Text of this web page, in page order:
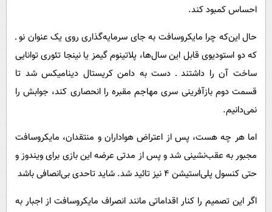
احساس کمبود کند.
حال این‌که چرا مایکروسافت به جای سرمایه‌گذاری روی یک عنوان نو ـ
که دو استودیوی قابل این سال‌ها، پلاتینوم گیمز یا نینجا تئوری توانایی
ساخت آن را داشتند ـ دست به دامن کریستال دینامیکس شد تا
قسمت دوم بازآفرینی سری مهاجم مقبره را انحصاری کند، جوابش را
نمی‌دانیم.
اما هر چه هست، پس از اعتراض هواداران و منتقدان، مایکروسافت
مجبور به عقب‌نشینی شد و پس از مدتی عرضه این بازی برای ویندوز و
حتی کنسول پلی‌استیشن 4 نیز تائید شد. شاید تا‌حدی بی‌انصافی باشد
اگر این تصمیم را کنار اقداماتی مانند انصراف مایکروسافت از اجبار به